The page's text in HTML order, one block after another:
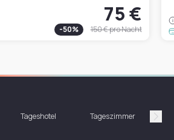
75 €
-50% 150 €pro Nacht
Tageshotel Tageszimmer